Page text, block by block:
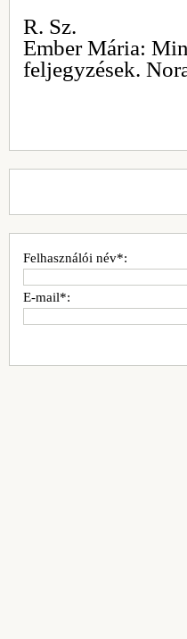
R. Sz.
Ember Mária:
feljegyzések.
Felhasználói név*:
E-mail*: